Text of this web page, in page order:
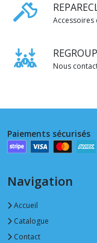
Nous
Paiements sécurisés
Navigation
Accueil
Catalogue
Contact